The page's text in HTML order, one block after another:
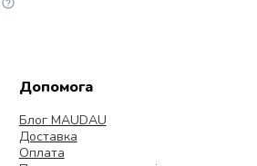
Допомога
Блог MAUDAU
Доставка
Оплата